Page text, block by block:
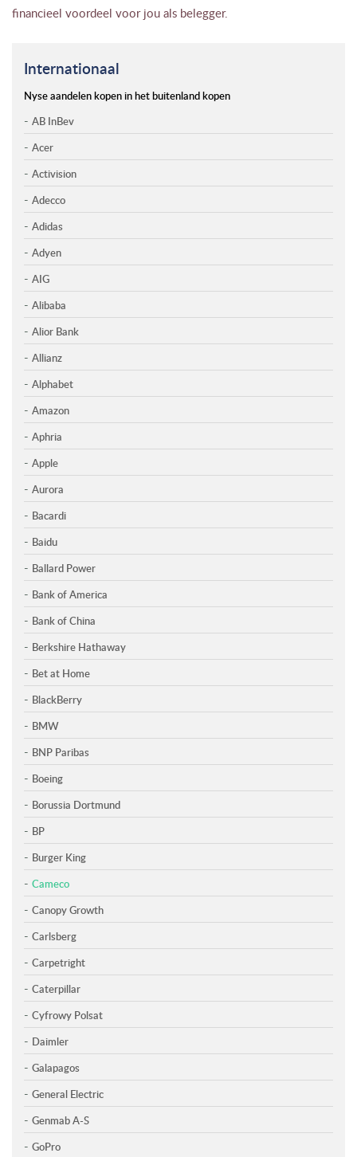
financieel voordeel voor jou als belegger.
Internationaal
Nyse aandelen kopen in het buitenland kopen
AB InBev
Acer
Activision
Adecco
Adidas
Adyen
AIG
Alibaba
Alior Bank
Allianz
Alphabet
Amazon
Aphria
Apple
Aurora
Bacardi
Baidu
Ballard Power
Bank of America
Bank of China
Berkshire Hathaway
Bet at Home
BlackBerry
BMW
BNP Paribas
Boeing
Borussia Dortmund
BP
Burger King
Cameco
Canopy Growth
Carlsberg
Carpetright
Caterpillar
Cyfrowy Polsat
Daimler
Galapagos
General Electric
Genmab A-S
GoPro